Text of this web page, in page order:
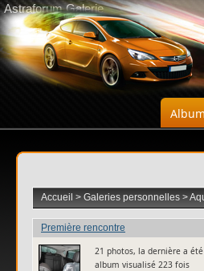
Astraforum Galerie
Accueil > Galeries personnelles>
Première rencontre
21 photos, la dernière a
album visualisé 223 fois